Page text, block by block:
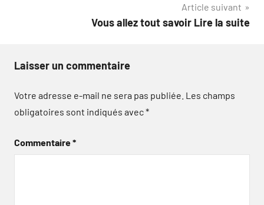
Article suivant
Vous allez tout savoir Lire la suite
Laisser un commentaire
Votre adresse e-mail ne sera pas publiée. Les champs
obligatoires sont indiqués avec*
Commentaire*